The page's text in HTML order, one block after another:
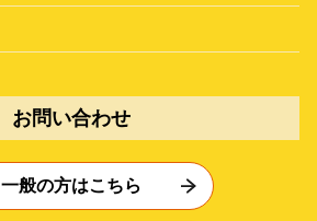
お問い合わせ
一般の方はこちら